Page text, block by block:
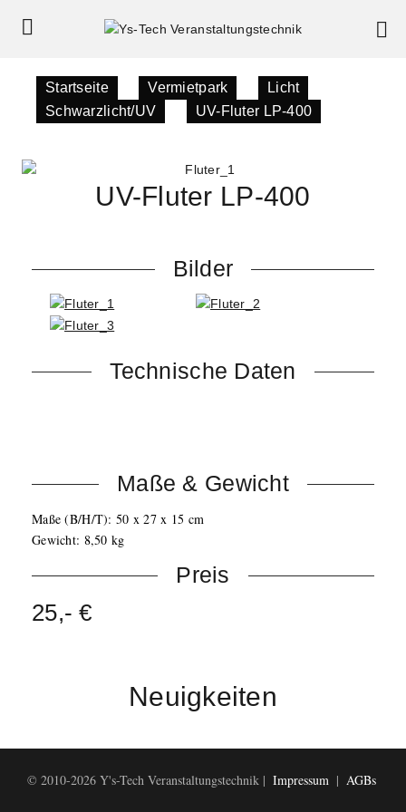
Startseite Vermietpark Licht
Schwarzlicht/UV
UV-Fluter LP-400
UV-Fluter LP-400
Bilder
Technische Daten
Maße & Gewicht
Maße (B/H/T): 50 x 27 x 15 cm
Gewicht: 8,50 kg
Preis
25,- €
Neuigkeiten
© 2010-2026 Y's-Tech Veranstaltungstechnik | Impressum | AGBs